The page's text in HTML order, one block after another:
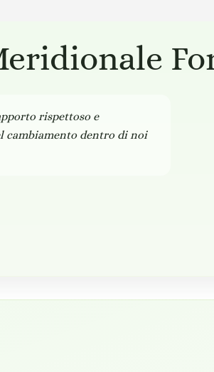
rispettoso e
cambiamento dentro di noi